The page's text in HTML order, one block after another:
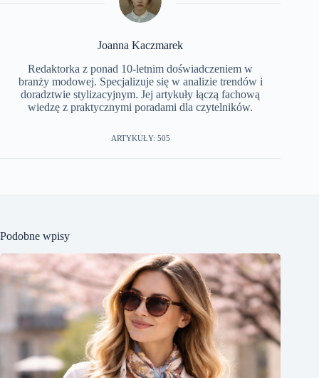
Joanna Kaczmarek
Redaktorka z ponad 10-letnim doświadczeniem w
branży modowej. Specjalizuje się w analizie trendów i
doradztwie stylizacyjnym. Jej artykuły łączą fachową
wiedzę z praktycznymi poradami dla czytelników.
ARTYKUŁY: 505
Podobne wpisy